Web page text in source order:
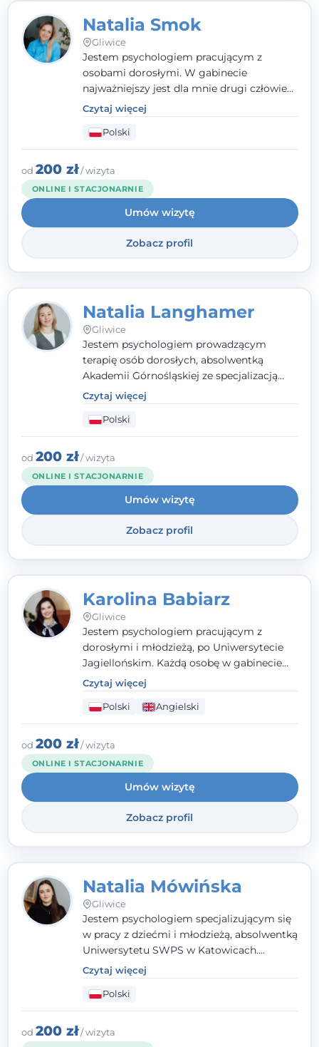
Natalia Smok
Gliwice
Jestem psychologiem pracującym z
osobami dorosłymi. W gabinecie
najważniejszy jest dla mnie drugi człowiek
- wierzę, że empatia, autentyczność i pełne
zaangażowanie tworzą bezpieczną
przestrzeń, będącą podstawą pracy nad
zmianą. W praktyce korzystam m.in. z
narzędzi Racjonalnej Terapii Zachowania.
Czytaj więcej
Polski
od 200 zł/ wizyta
ONLINE I STACJONARNIE
Umów wizytę
Zobacz profil
Natalia Langhamer
Gliwice
Jestem psychologiem prowadzącym
terapię osób dorosłych, absolwentką
Akademii Górnośląskiej ze specjalizacją
kliniczną. Oferuję konsultacje
psychologiczne i pierwszą pomoc
psychologiczną w kryzysie, przewlekłym
stresie czy obniżonym nastroju. Każde
spotkanie traktuję z szacunkiem,
uważnością i w atmosferze zaufania.
Czytaj więcej
Polski
od 200 zł/ wizyta
ONLINE I STACJONARNIE
Umów wizytę
Zobacz profil
Karolina Babiarz
Gliwice
Jestem psychologiem pracującym z
dorosłymi i młodzieżą, po Uniwersytecie
Jagiellońskim. Każdą osobę w gabinecie
traktuję jak osobną historię, którą poznaję,
budując relację opartą na zaufaniu i
empatii. Przyjmuję w Poradni Teraply.pl w
Gliwicach oraz online, po polsku i po
angielsku.
Czytaj więcej
Polski Angielski
od 200 zł/ wizyta
ONLINE I STACJONARNIE
Umów wizytę
Zobacz profil
Natalia Mówińska
Gliwice
Jestem psychologiem specjalizującym się
w pracy z dziećmi i młodzieżą, absolwentką
Uniwersytetu SWPS w Katowicach.
Prowadzę konsultacje oraz terapię
nastawioną na potrzeby dziecka i jego
rodziny. Najważniejsze jest dla mnie
stworzenie bezpiecznego miejsca, w
którym dziecko czuje się zauważone i
zrozumiane.
Czytaj więcej
Polski
od 200 zł/ wizyta